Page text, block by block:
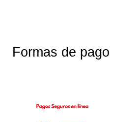
Formas de pago